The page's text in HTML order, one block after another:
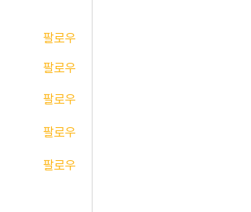
팔로우
팔로우
팔로우
팔로우
팔로우